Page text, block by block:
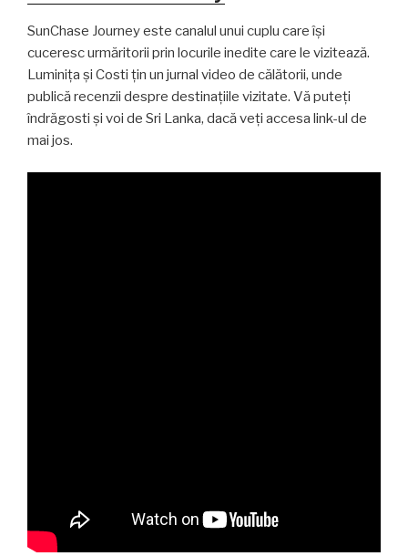
SunChase Journey este canalul unui cuplu care își
cuceresc urmăritorii prin locurile inedite care le vizitează.
Luminița și Costi țin un jurnal video de călătorii, unde
publică recenzii despre destinațiile vizitate. Vă puteți
îndrăgosti și voi de Sri Lanka, dacă veți accesa link-ul de
mai jos.